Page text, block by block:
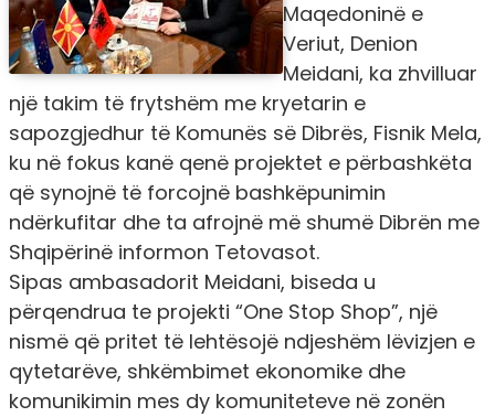
Maqedoninë e
Veriut, Denion
Meidani, ka zhvilluar
një takim të frytshëm me kryetarin e
sapozgjedhur të Komunës së Dibrës, Fisnik Mela,
ku në fokus kanë qenë projektet e përbashkëta
që synojnë të forcojnë bashkëpunimin
ndërkufitar dhe ta afrojnë më shumë Dibrën me
Shqipërinë informon Tetovasot.
Sipas ambasadorit Meidani, biseda u
përqendrua te projekti “One Stop Shop”, një
nismë që pritet të lehtësojë ndjeshëm lëvizjen e
qytetarëve, shkëmbimet ekonomike dhe
komunikimin mes dy komuniteteve në zonën